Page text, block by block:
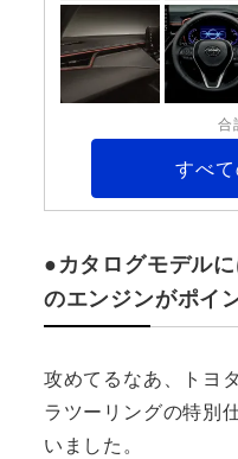
合
すべ
●カタログモデル
のエンジンがポイ
攻めてるなあ、トヨ
ラツーリングの特別
いました。